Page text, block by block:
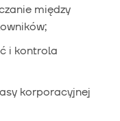
między
i kontrola
korporacyjnej